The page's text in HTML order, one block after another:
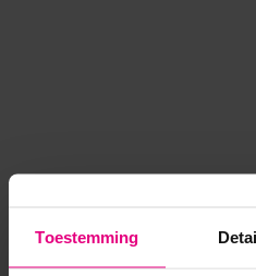
Toestemming